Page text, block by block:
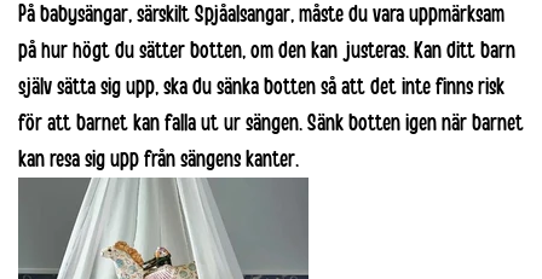
På babysängar, särskilt Spjåalsangar, måste du vara uppmärksam
på hur högt du sätter botten, om den kan justeras. Kan ditt barn
själv sätta sig upp, ska du sänka botten så att det inte finns risk
för att barnet kan falla ut ur sängen. Sänk botten igen när barnet
kan resa sig upp från sängens kanter.